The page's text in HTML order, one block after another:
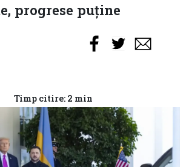
progrese puține
Timp citire: 2 min